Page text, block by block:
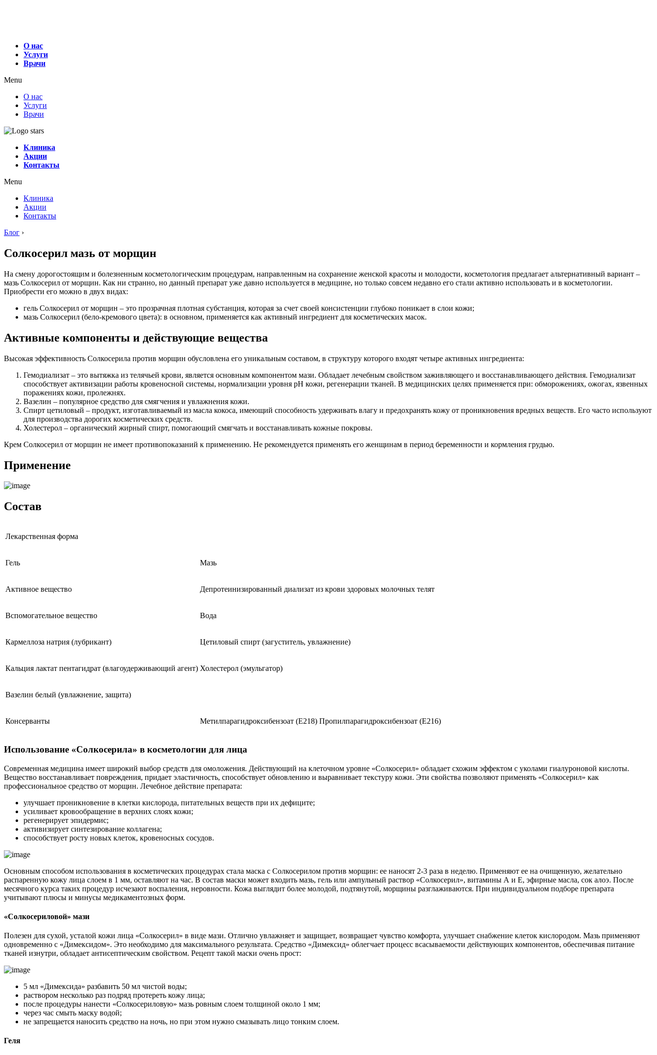
О нас
Услуги
Врачи
Menu
О нас
Услуги
Врачи
Клиника
Акции
Контакты
Menu
Клиника
Акции
Контакты
Блог ›
Солкосерил мазь от морщин
На смену дорогостоящим и болезненным косметологическим процедурам, направленным на сохранение женской красоты и молодости, косметология предлагает альтернативный вариант –
мазь Солкосерил от морщин. Как ни странно, но данный препарат уже давно используется в медицине, но только совсем недавно его стали активно использовать и в косметологии.
Приобрести его можно в двух видах:
гель Солкосерил от морщин – это прозрачная плотная субстанция, которая за счет своей консистенции глубоко поникает в слои кожи;
мазь Солкосерил (бело-кремового цвета): в основном, применяется как активный ингредиент для косметических масок.
Активные компоненты и действующие вещества
Высокая эффективность Солкосерила против морщин обусловлена его уникальным составом, в структуру которого входят четыре активных ингредиента:
Гемодиализат – это вытяжка из телячьей крови, является основным компонентом мази. Обладает лечебным свойством заживляющего и восстанавливающего действия. Гемодиализат
способствует активизации работы кровеносной системы, нормализации уровня рН кожи, регенерации тканей. В медицинских целях применяется при: обморожениях, ожогах, язвенных
поражениях кожи, пролежнях.
Вазелин – популярное средство для смягчения и увлажнения кожи.
Спирт цетиловый – продукт, изготавливаемый из масла кокоса, имеющий способность удерживать влагу и предохранять кожу от проникновения вредных веществ. Его часто используют
для производства дорогих косметических средств.
Холестерол – органический жирный спирт, помогающий смягчать и восстанавливать кожные покровы.
Крем Солкосерил от морщин не имеет противопоказаний к применению. Не рекомендуется применять его женщинам в период беременности и кормления грудью.
Применение
Состав
Лекарственная форма
Гель Мазь
Активное вещество Депротеинизированный диализат из крови здоровых молочных телят
Вспомогательное вещество Вода
Кармеллоза натрия (лубрикант) Цетиловый спирт (загуститель, увлажнение)
Кальция лактат пентагидрат (влагоудерживающий агент) Холестерол (эмульгатор)
Вазелин белый (увлажнение, защита)
Консерванты Метилпарагидроксибензоат (Е218) Пропилпарагидроксибензоат (Е216)
Использование «Солкосерила» в косметологии для лица
Современная медицина имеет широкий выбор средств для омоложения. Действующий на клеточном уровне «Солкосерил» обладает схожим эффектом с уколами гиалуроновой кислоты.
Вещество восстанавливает повреждения, придает эластичность, способствует обновлению и выравнивает текстуру кожи. Эти свойства позволяют применять «Солкосерил» как
профессиональное средство от морщин. Лечебное действие препарата:
улучшает проникновение в клетки кислорода, питательных веществ при их дефиците;
усиливает кровообращение в верхних слоях кожи;
регенерирует эпидермис;
активизирует синтезирование коллагена;
способствует росту новых клеток, кровеносных сосудов.
Основным способом использования в косметических процедурах стала маска с Солкосерилом против морщин: ее наносят 2-3 раза в неделю. Применяют ее на очищенную, желательно
распаренную кожу лица слоем в 1 мм, оставляют на час. В состав маски может входить мазь, гель или ампульный раствор «Солкосерил», витамины А и Е, эфирные масла, сок алоэ. После
месячного курса таких процедур исчезают воспаления, неровности. Кожа выглядит более молодой, подтянутой, морщины разглаживаются. При индивидуальном подборе препарата
учитывают плюсы и минусы медикаментозных форм.
«Солкосериловой» мази
Полезен для сухой, усталой кожи лица «Солкосерил» в виде мази. Отлично увлажняет и защищает, возвращает чувство комфорта, улучшает снабжение клеток кислородом. Мазь применяют
одновременно с «Димексидом». Это необходимо для максимального результата. Средство «Димексид» облегчает процесс всасываемости действующих компонентов, обеспечивая питание
тканей изнутри, обладает антисептическим свойством. Рецепт такой маски очень прост:
5 мл «Димексида» разбавить 50 мл чистой воды;
раствором несколько раз подряд протереть кожу лица;
после процедуры нанести «Солкосериловую» мазь ровным слоем толщиной около 1 мм;
через час смыть маску водой;
не запрещается наносить средство на ночь, но при этом нужно смазывать лицо тонким слоем.
Геля